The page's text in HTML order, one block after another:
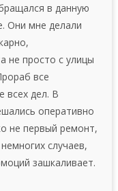
в данную
Они мне делали
не просто с улицы
все
всех дел. В
оперативно
не первый ремонт,
случаев,
зашкаливает.